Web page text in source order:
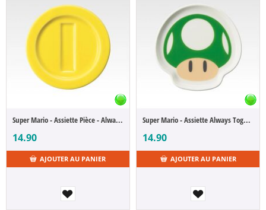
Super Mario - Assiette Pièce - Always Together - F (Ichibansho)
14.90
AJOUTER AU PANIER
Super Mario - Assiette Always Together - F Champignon 1UP (Ichibansho)
14.90
AJOUTER AU PANIER